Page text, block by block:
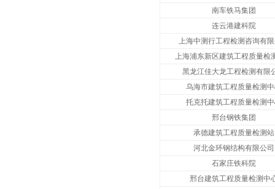
南车铁马集团
连云港建科院
上海中测行工程检测咨询有
上海浦东新区建筑工程质量检
黑龙江佳大龙工程检测有限
乌海市建筑工程质量检测
托克托建筑工程质量检测
邢台钢铁集团
承德建筑工程质量检测站
河北金环钢结构有限公司
石家庄铁科院
邢台建筑工程质量检测中